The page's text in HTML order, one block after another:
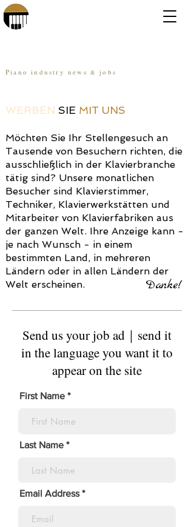
Piano industry news & jobs
WERBEN SIE MIT UNS
Möchten Sie Ihr Stellengesuch an
Tausende von Besuchern richten, die
ausschließlich in der Klavierbranche
tätig sind? Unsere monatlichen
Besucher sind Klavierstimmer,
Techniker, Klavierwerkstätten und
Mitarbeiter von Klavierfabriken aus
der ganzen Welt. Ihre Anzeige kann -
je nach Wunsch - in einem
bestimmten Land, in mehreren
Ländern oder in allen Ländern der
Welt erscheinen.
Danke!
Send us your job ad｜send it
in the language you want it to
appear on the site
First Name
Last Name
Email Address